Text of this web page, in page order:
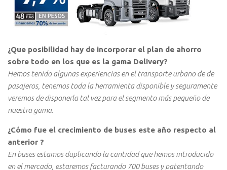
¿Que posibilidad hay de incorporar el plan de ahorro
sobre todo en los que es la gama Delivery?
Hemos tenido algunas experiencias en el transporte urbano de de
pasajeros, tenemos toda la herramienta disponible y seguramente
veremos de disponerla tal vez para el segmento más pequeño de
nuestra gama.
¿Cómo fue el crecimiento de buses este año respecto al
anterior ?
En buses estamos duplicando la cantidad que hemos introducido
en el mercado, estaremos facturando 700 buses y patentando